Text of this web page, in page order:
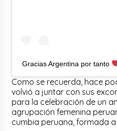
Gracias Argentina por tanto
Como se recuerda, hace
volvió a juntar con sus
para la celebración de un
agrupación femenina
cumbia peruana, formada a